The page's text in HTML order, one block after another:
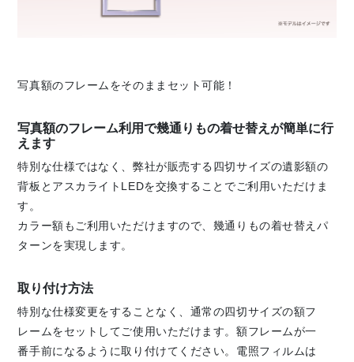
写真額のフレームをそのままセット可能！
写真額のフレーム利用で幾通りもの着せ替えが簡単に行
えます
特別な仕様ではなく、弊社が販売する四切サイズの遺影額の
背板とアスカライトLEDを交換することでご利用いただけま
す。
カラー額もご利用いただけますので、幾通りもの着せ替えパ
ターンを実現します。
取り付け方法
特別な仕様変更をすることなく、通常の四切サイズの額フ
レームをセットしてご使用いただけます。額フレームが一
番手前になるように取り付けてください。電照フィルムは